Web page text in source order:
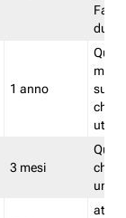
1 anno
utenti
3 mesi
che
una
attiva